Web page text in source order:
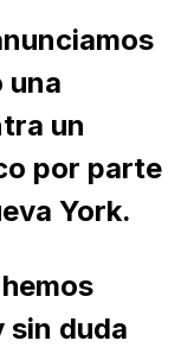
una
un
por parte
York.
sin duda